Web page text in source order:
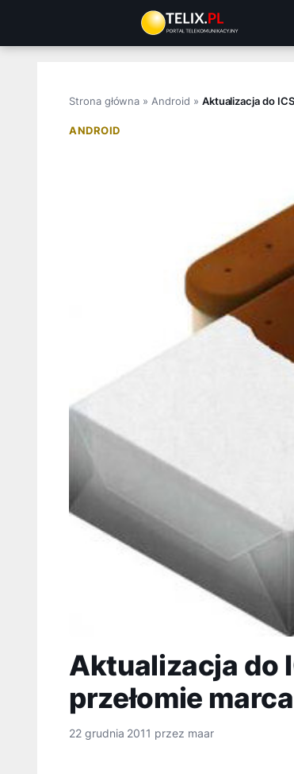
treści
Strona główna » Android » Aktualizacja do
ANDROID
Aktualizacja do
przełomie
22 grudnia 2011 przez maar